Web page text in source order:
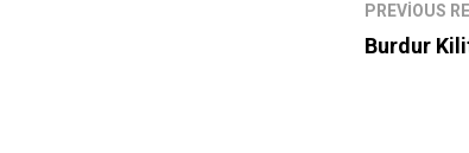
PREVIOUS
Burdur